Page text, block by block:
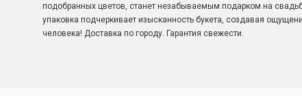
подобранных цветов, станет незабываемым подарком на
упаковка подчеркивает изысканность букета, создавая
человека! Доставка по городу. Гарантия свежести.